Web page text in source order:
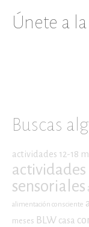
Únete a
Buscas
actividades 12-18
actividades
sensoriales
alimentación consciente
meses BLW casa